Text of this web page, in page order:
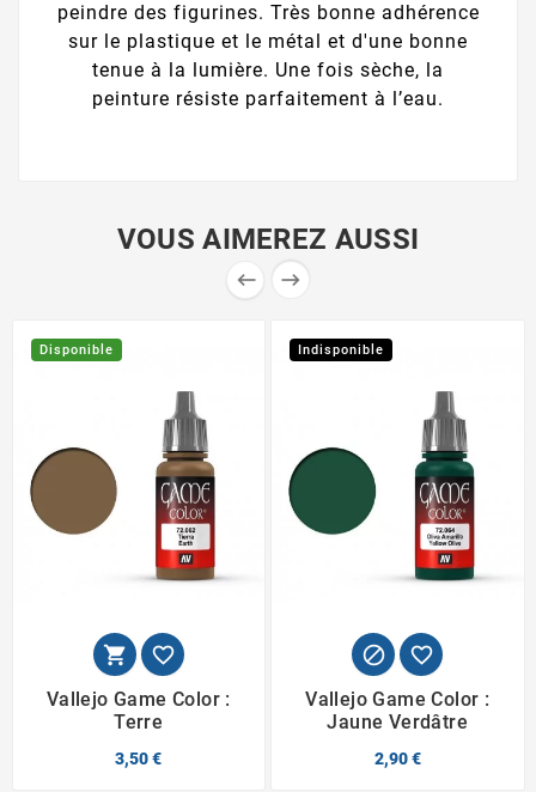
peindre des figurines. Très bonne adhérence
sur le plastique et le métal et d'une bonne
tenue à la lumière. Une fois sèche, la
peinture résiste parfaitement à l’eau.
VOUS AIMEREZ AUSSI
 
Disponible
 
Vallejo Game Color :
Terre
3,50 €
Indisponible
 
Vallejo Game Color :
Jaune Verdâtre
2,90 €